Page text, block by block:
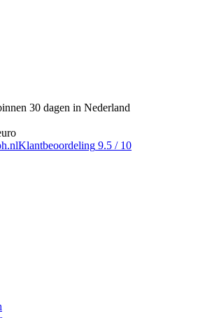
30 dagen in Nederland
Klantbeoordeling 9.5 / 10